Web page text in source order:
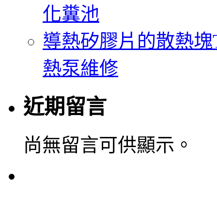
化糞池
導熱矽膠片的散熱
熱泵維修
近期留言
尚無留言可供顯示。